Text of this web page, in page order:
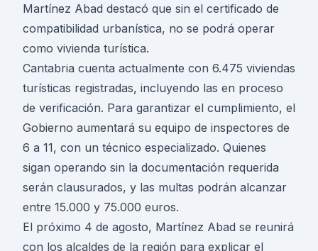
Martínez Abad destacó que sin el certificado de
compatibilidad urbanística, no se podrá operar
como vivienda turística.
Cantabria cuenta actualmente con 6.475 viviendas
turísticas registradas, incluyendo las en proceso
de verificación. Para garantizar el cumplimiento, el
Gobierno aumentará su equipo de inspectores de
6 a 11, con un técnico especializado. Quienes
sigan operando sin la documentación requerida
serán clausurados, y las multas podrán alcanzar
entre 15.000 y 75.000 euros.
El próximo 4 de agosto, Martínez Abad se reunirá
con los alcaldes de la región para explicar el